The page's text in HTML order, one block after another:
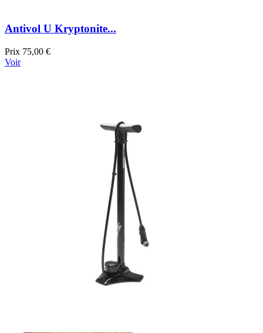
Antivol U Kryptonite...
Prix 75,00 €
Voir